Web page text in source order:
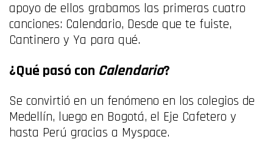
apoyo de ellos grabamos las primeras cuatro
canciones: Calendario, Desde que te fuiste,
Cantinero y Ya para qué.
¿Qué pasó con Calendario?
Se convirtió en un fenómeno en los colegios de
Medellín, luego en Bogotá, el Eje Cafetero y
hasta Perú gracias a Myspace.